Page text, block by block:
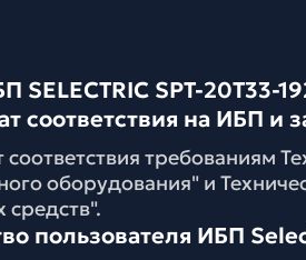
SPT-20T33-
соответствия на ИБП и
требованиям
оборудования" и
средств".
пользователя ИБП